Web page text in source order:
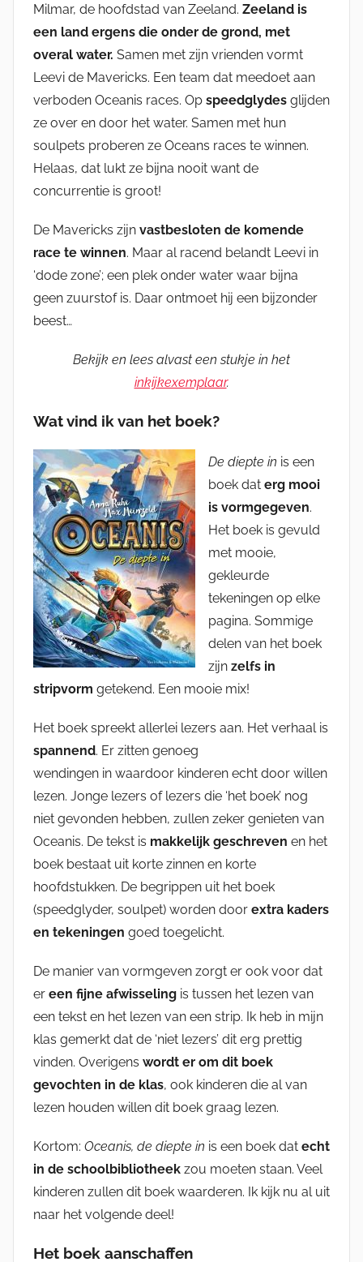
Milmar, de hoofdstad van Zeeland. Zeeland is
een land ergens die onder de grond, met
overal water. Samen met zijn vrienden vormt
Leevi de Mavericks. Een team dat meedoet aan
verboden Oceanis races. Op speedglydes glijden
ze over en door het water. Samen met hun
soulpets proberen ze Oceans races te winnen.
Helaas, dat lukt ze bijna nooit want de
concurrentie is groot!
De Mavericks zijn vastbesloten de komende
race te winnen. Maar al racend belandt Leevi in
‘dode zone’; een plek onder water waar bijna
geen zuurstof is. Daar ontmoet hij een bijzonder
beest…
Bekijk en lees alvast een stukje in het
inkijkexemplaar.
Wat vind ik van het boek?
De diepte in is een
boek dat erg mooi
is vormgegeven.
Het boek is gevuld
met mooie,
gekleurde
tekeningen op elke
pagina. Sommige
delen van het boek
zijn zelfs in
stripvorm getekend. Een mooie mix!
Het boek spreekt allerlei lezers aan. Het verhaal is
spannend. Er zitten genoeg
wendingen in waardoor kinderen echt door willen
lezen. Jonge lezers of lezers die ‘het boek’ nog
niet gevonden hebben, zullen zeker genieten van
Oceanis. De tekst is makkelijk geschreven en het
boek bestaat uit korte zinnen en korte
hoofdstukken. De begrippen uit het boek
(speedglyder, soulpet) worden door extra kaders
en tekeningen goed toegelicht.
De manier van vormgeven zorgt er ook voor dat
er een fijne afwisseling is tussen het lezen van
een tekst en het lezen van een strip. Ik heb in mijn
klas gemerkt dat de ‘niet lezers’ dit erg prettig
vinden. Overigens wordt er om dit boek
gevochten in de klas, ook kinderen die al van
lezen houden willen dit boek graag lezen.
Kortom: Oceanis, de diepte in is een boek dat echt
in de schoolbibliotheek zou moeten staan. Veel
kinderen zullen dit boek waarderen. Ik kijk nu al uit
naar het volgende deel!
Het boek aanschaffen